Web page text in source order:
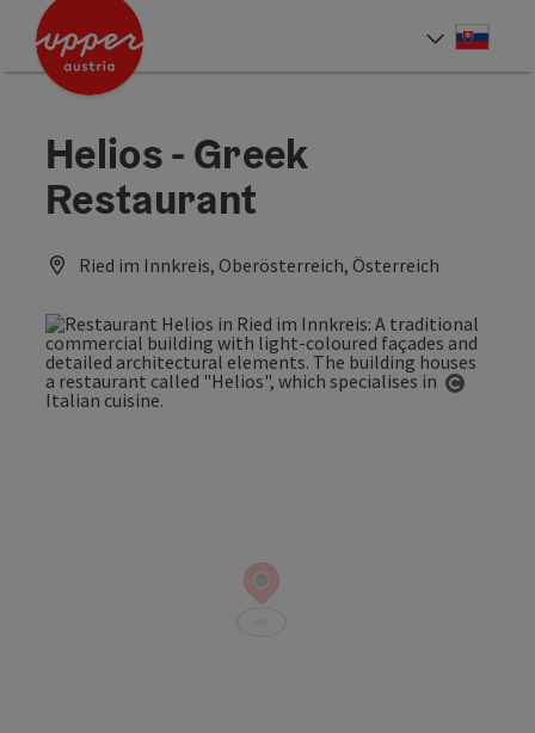
Accesskey
Accesskey
Helios - Greek
Restaurant
Ried im Innkreis, Oberösterreich, Österreich